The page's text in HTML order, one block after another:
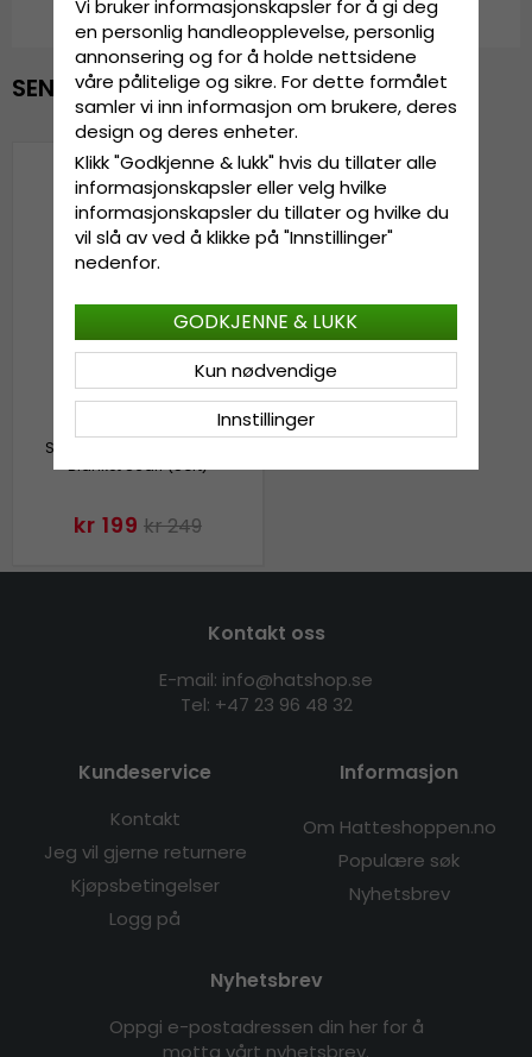
SENEST VISTE
Skjerf - Gårda Soft Tassel
Blanket Scarf (Sort)
kr 199 kr 249
Kontakt oss
E-mail: info@hatshop.se
Tel: +47 23 96 48 32
Kundeservice
Kontakt
Jeg vil gjerne returnere
Kjøpsbetingelser
Logg på
Informasjon
Om Hatteshoppen.no
Populære søk
Nyhetsbrev
Nyhetsbrev
Oppgi e-postadressen din her for å
motta vårt nyhetsbrev.
Vi bruker informasjonskapsler for å gi deg
en personlig handleopplevelse, personlig
annonsering og for å holde nettsidene
våre pålitelige og sikre. For dette formålet
samler vi inn informasjon om brukere, deres
design og deres enheter.
Klikk "Godkjenne & lukk" hvis du tillater alle
informasjonskapsler eller velg hvilke
informasjonskapsler du tillater og hvilke du
vil slå av ved å klikke på "Innstillinger"
nedenfor.
Innstillinger
Kun nødvendige
GODKJENNE & LUKK